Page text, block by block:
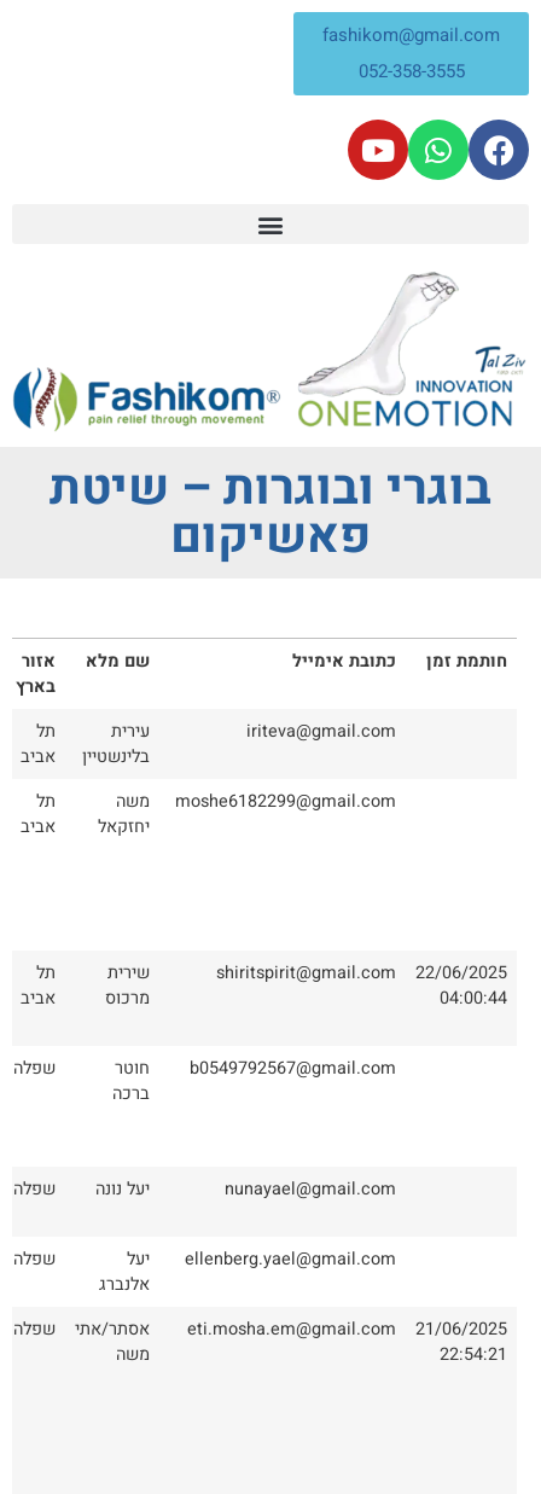
fashikom@gmail.com
052-358-3555
בוגרי ובוגרות – שיטת
פאשיקום
חותמת זמן כתובת אימייל שם מלא
אזור
בארץ
iriteva@gmail.com
עירית
בלינשטיין
תל
אביב
moshe6182299@gmail.com
משה
יחזקאל
תל
אביב
22/06/2025
04:00:44
shiritspirit@gmail.com
שירית
מרכוס
תל
אביב
b0549792567@gmail.com
חוטר
ברכה
שפלה
nunayael@gmail.com יעל נונה שפלה
ellenberg.yael@gmail.com
יעל
אלנברג
שפלה
21/06/2025
22:54:21
eti.mosha.em@gmail.com
אסתר/אתי
משה
שפלה